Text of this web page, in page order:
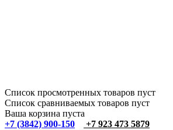
Список просмотренных товаров пуст
Список сравниваемых товаров пуст
Ваша корзина пуста
+7 (3842) 900-150
+7 923 473 5879